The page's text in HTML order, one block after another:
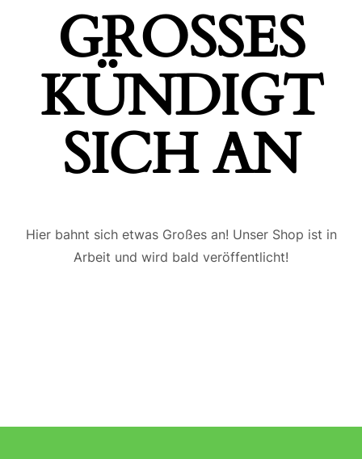
GROSSES K
ÜNDIGT S
ICH AN
Hier bahnt sich etwas Großes an! Unser Shop ist in
Arbeit und wird bald veröffentlicht!